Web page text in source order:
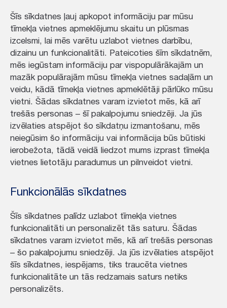
Šīs sīkdatnes ļauj apkopot informāciju par mūsu
tīmekļa vietnes apmeklējumu skaitu un plūsmas
izcelsmi, lai mēs varētu uzlabot vietnes darbību,
dizainu un funkcionalitāti. Pateicoties šīm sīkdatnēm,
mēs iegūstam informāciju par vispopulārākajām un
mazāk populārajām mūsu tīmekļa vietnes sadaļām un
veidu, kādā tīmekļa vietnes apmeklētāji pārlūko mūsu
vietni. Šādas sīkdatnes varam izvietot mēs, kā arī
trešās personas – šī pakalpojumu sniedzēji. Ja jūs
izvēlaties atspējot šo sīkdatņu izmantošanu, mēs
neiegūsim šo informāciju vai informācija būs būtiski
ierobežota, tādā veidā liedzot mums izprast tīmekļa
vietnes lietotāju paradumus un pilnveidot vietni.
Funkcionālās sīkdatnes
Šīs sīkdatnes palīdz uzlabot tīmekļa vietnes
funkcionalitāti un personalizēt tās saturu. Šādas
sīkdatnes varam izvietot mēs, kā arī trešās personas
– šo pakalpojumu sniedzēji. Ja jūs izvēlaties atspējot
šīs sīkdatnes, iespējams, tiks traucēta vietnes
funkcionalitāte un tās redzamais saturs netiks
personalizēts.